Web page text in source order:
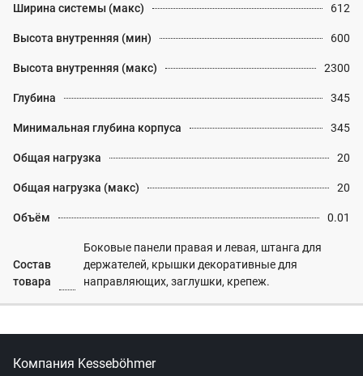
Ширина системы (макс) 612
Высота внутренняя (мин) 600
Высота внутренняя (макс) 2300
Глубина 345
Минимальная глубина корпуса 345
Общая нагрузка 20
Общая нагрузка (макс) 20
Объём 0.01
Состав
товара
Боковые панели правая и левая, штанга для
держателей, крышки декоративные для
направляющих, заглушки, крепеж.
Компания Kesseböhmer